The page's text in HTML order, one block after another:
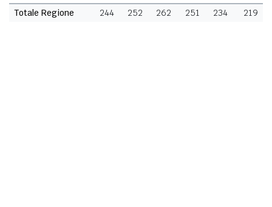
Totale Regione
244 252 262 251 234 219